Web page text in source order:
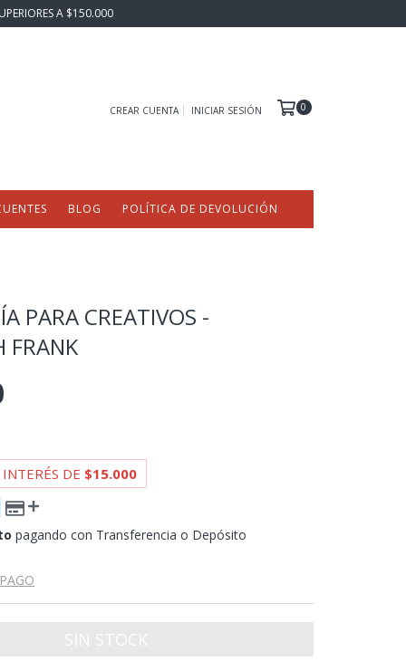
A $150.000
CREAR CUENTA INICIAR SESIÓN 0
BLOG POLÍTICA DE DEVOLUCIÓN
PARA CREATIVOS -
FRANK
DE $15.000
pagando con Transferencia o Depósito